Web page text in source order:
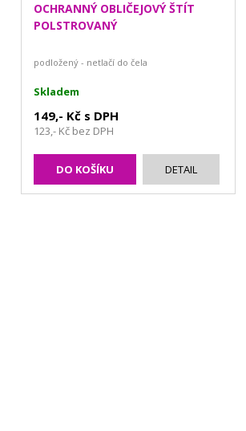
OCHRANNÝ OBLIČEJOVÝ ŠTÍT
POLSTROVANÝ
podložený - netlačí do čela
Skladem
149,- Kč s DPH
123,- Kč bez DPH
DO KOŠÍKU DETAIL